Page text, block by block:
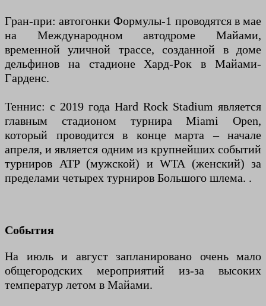
Гран-при: автогонки Формулы-1 проводятся в мае
на Международном автодроме Майами,
временной уличной трассе, созданной в доме
дельфинов на стадионе Хард-Рок в Майами-
Гарденс.
Теннис: с 2019 года Hard Rock Stadium является
главным стадионом турнира Miami Open,
который проводится в конце марта – начале
апреля, и является одним из крупнейших событий
турниров ATP (мужской) и WTA (женский) за
пределами четырех турниров Большого шлема. .
События
На июль и август запланировано очень мало
общегородских мероприятий из-за высоких
температур летом в Майами.